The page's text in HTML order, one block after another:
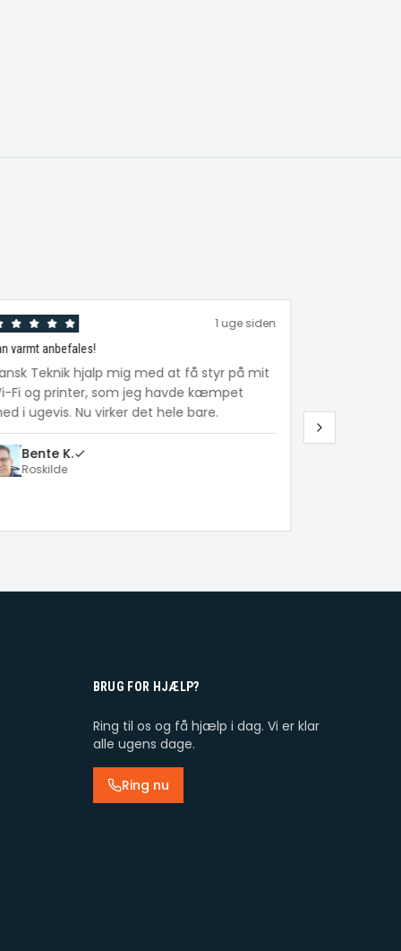
1 uge siden
varmt anbefales!
Teknik hjalp mig med at få styr på mit
Fi og printer, som jeg havde kæmpet
i ugevis. Nu virker det hele bare.
Bente K.
Roskilde
forklarede
hun selv
BRUG FOR HJÆLP?
Ring til os og få hjælp i dag. Vi er klar
alle ugens dage.
Ring nu